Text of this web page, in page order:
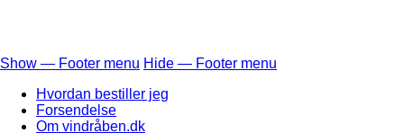
Footer
menu
Show — Footer menu Hide — Footer menu
Hvordan bestiller jeg
Forsendelse
Om vindråben.dk